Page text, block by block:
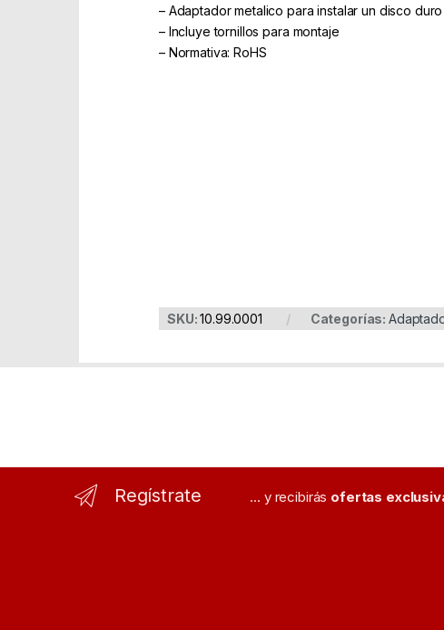
– Adaptador metalico para instalar un disco
– Incluye tornillos para montaje
– Normativa: RoHS
SKU:10.99.0001 Categorías:
Regístrate ... y recibirás ofertas